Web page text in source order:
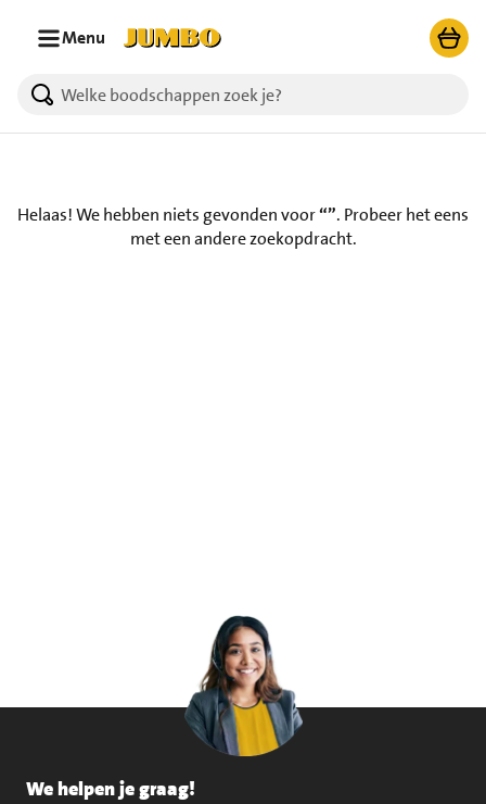
Menu
Helaas! We hebben niets gevonden voor“”. Probeer het eens
met een andere zoekopdracht.
We helpen je graag!